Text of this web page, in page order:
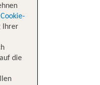
Cookie-
Ihrer
die